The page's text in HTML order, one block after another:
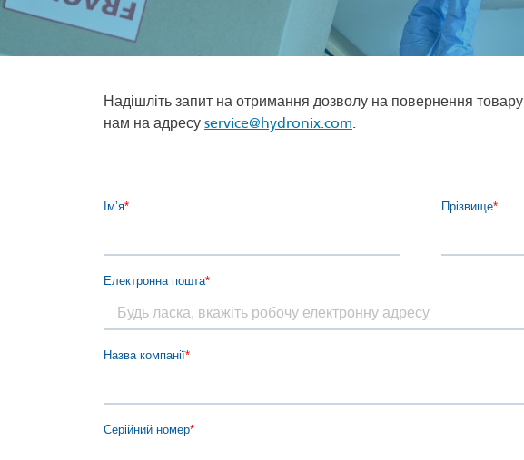
Надішліть запит на отримання дозволу на повернення
нам на адресу service@hydronix.com.